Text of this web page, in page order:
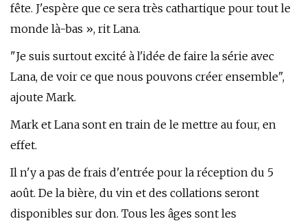
fête. J'espère que ce sera très cathartique pour tout le
monde là-bas », rit Lana.
"Je suis surtout excité à l'idée de faire la série avec
Lana, de voir ce que nous pouvons créer ensemble",
ajoute Mark.
Mark et Lana sont en train de le mettre au four, en
effet.
Il n'y a pas de frais d'entrée pour la réception du 5
août. De la bière, du vin et des collations seront
disponibles sur don. Tous les âges sont les